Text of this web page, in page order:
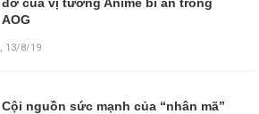
AOG
, 13/8/19
Cội nguồn sức mạnh của “nhân mã”